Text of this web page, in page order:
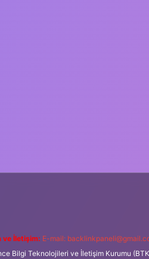
ve İletişim: E-mail:
Bilgi Teknolojileri ve İletişim Kurumu